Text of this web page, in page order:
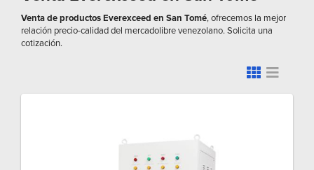
Venta de productos Everexceed en San Tomé, ofrecemos la mejor
relación precio-calidad del mercadolibre venezolano. Solicita una
cotización.